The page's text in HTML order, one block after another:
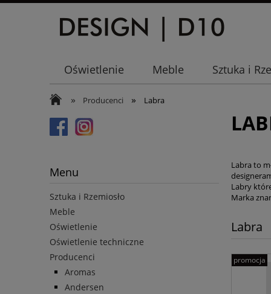
Oświetlenie Meble Sztuka i
» Producenci » Labra
Menu
Sztuka i Rzemiosło
Meble
Oświetlenie
Oświetlenie techniczne
Producenci
Aromas
Andersen
Labra to
Labry
Marka
Labra
promocja